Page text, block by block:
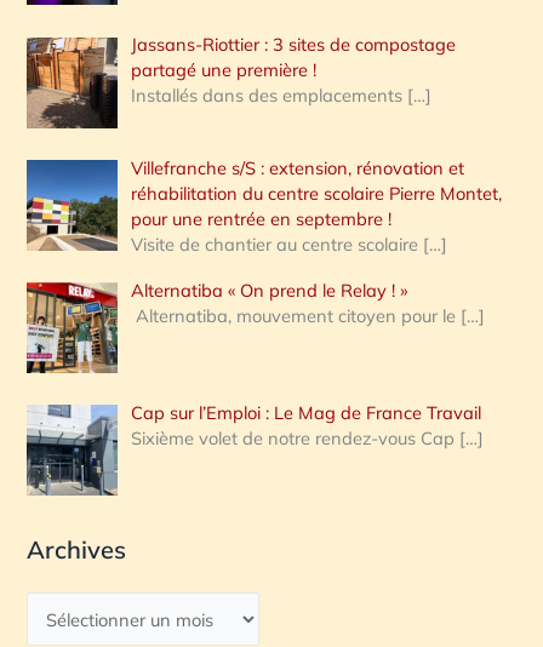
Jassans-Riottier : 3 sites de compostage
partagé une première !
Installés dans des emplacements […]
Villefranche s/S : extension, rénovation et
réhabilitation du centre scolaire Pierre Montet,
pour une rentrée en septembre !
Visite de chantier au centre scolaire […]
Alternatiba « On prend le Relay ! »
Alternatiba, mouvement citoyen pour le […]
Cap sur l’Emploi : Le Mag de France Travail
Sixième volet de notre rendez-vous Cap […]
Archives